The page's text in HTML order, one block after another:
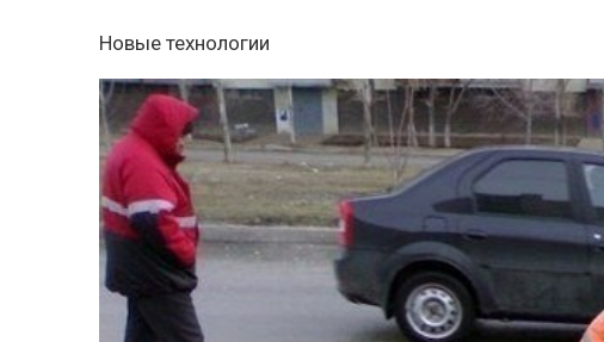
Новые технологии